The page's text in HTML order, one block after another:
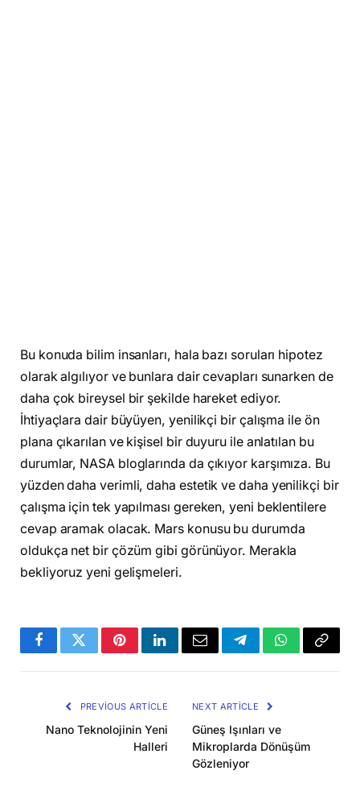
Bu konuda bilim insanları, hala bazı soruları hipotez
olarak algılıyor ve bunlara dair cevapları sunarken de
daha çok bireysel bir şekilde hareket ediyor.
İhtiyaçlara dair büyüyen, yenilikçi bir çalışma ile ön
plana çıkarılan ve kişisel bir duyuru ile anlatılan bu
durumlar, NASA bloglarında da çıkıyor karşımıza. Bu
yüzden daha verimli, daha estetik ve daha yenilikçi bir
çalışma için tek yapılması gereken, yeni beklentilere
cevap aramak olacak. Mars konusu bu durumda
oldukça net bir çözüm gibi görünüyor. Merakla
bekliyoruz yeni gelişmeleri.
FacebookTwitterPinterestLinkedInEmail TelegramWhatsApp
Copy
PREVIOUS ARTICLE
Nano Teknolojinin Yeni
Halleri
NEXT ARTICLE
Güneş Işınları ve
Mikroplarda Dönüşüm
Gözleniyor